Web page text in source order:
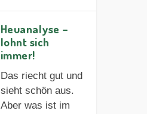
Heuanalyse –
lohnt sich
immer!
Das riecht gut und
sieht schön aus.
Aber was ist im